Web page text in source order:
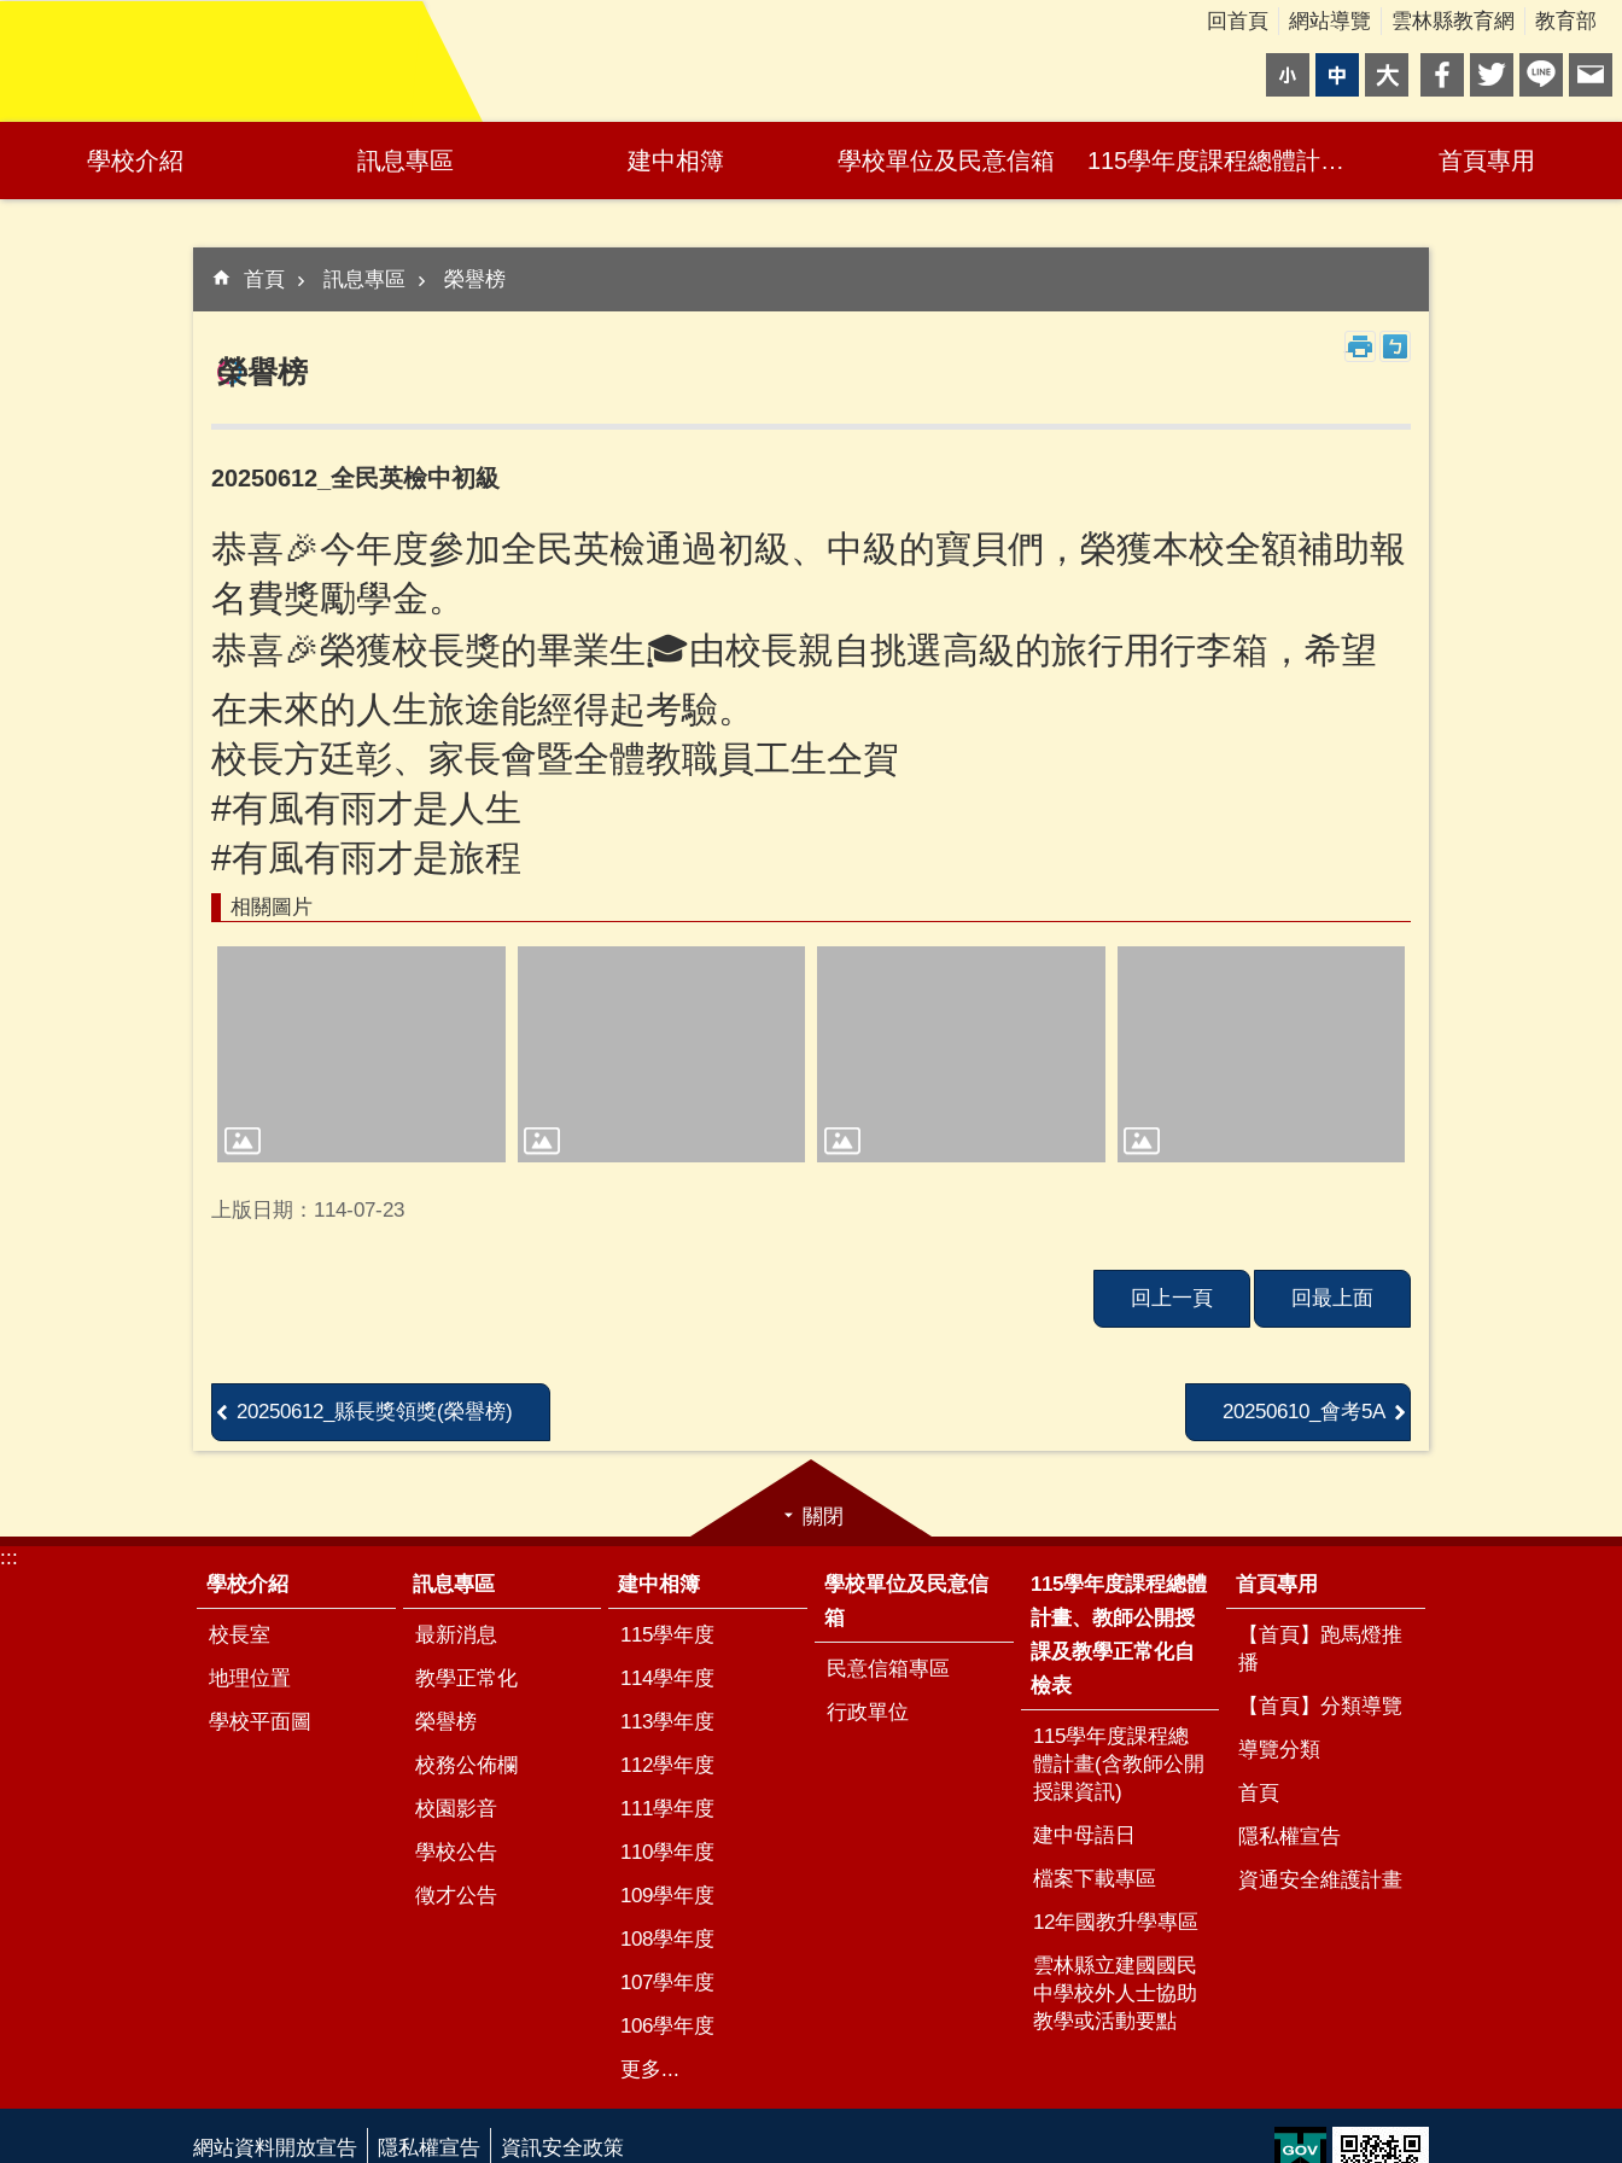
回首頁 網站導覽 雲林縣教育網 教育部
學校介紹 訊息專區 建中相簿 學校單位及民意信箱 115學年度課程總體計畫、教師公開授課及教學正常化自檢表 首頁專用
首頁
訊息專區 榮譽榜
榮譽榜
_
20250612_全民英檢中初級
恭喜🎉今年度參加全民英檢通過初級、中級的寶貝們，榮獲本校全額補助報
名費獎勵學金。
恭喜🎉榮獲校長獎的畢業生🎓由校長親自挑選高級的旅行用行李箱，希望
在未來的人生旅途能經得起考驗。
校長方廷彰、家長會暨全體教職員工生仝賀
#有風有雨才是人生
#有風有雨才是旅程
相關圖片
上版日期：114-07-23
回上一頁 回最上面
20250612_縣長獎領獎(榮譽榜) 20250610_會考5A
關閉
:::
學校介紹
校長室
地理位置
學校平面圖
訊息專區
最新消息
教學正常化
榮譽榜
校務公佈欄
校園影音
學校公告
徵才公告
建中相簿
115學年度
114學年度
113學年度
112學年度
111學年度
110學年度
109學年度
108學年度
107學年度
106學年度
更多...
學校單位及民意信
箱
民意信箱專區
行政單位
115學年度課程總體
計畫、教師公開授
課及教學正常化自
檢表
115學年度課程總
體計畫(含教師公開
授課資訊)
建中母語日
檔案下載專區
12年國教升學專區
雲林縣立建國國民
中學校外人士協助
教學或活動要點
首頁專用
【首頁】跑馬燈推
播
【首頁】分類導覽
導覽分類
首頁
隱私權宣告
資通安全維護計畫
網站資料開放宣告 隱私權宣告 資訊安全政策